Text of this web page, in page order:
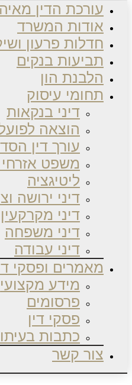
עורכת הדין
אודות המשרד
חדלות פרעון
תביעות בנקים
הלבנת הון
תחומי עיסוק
דיני בנקאות
הוצאה
עורך דין
משפט אזרחי
ליטיגציה
דיני ירושה
דיני מקרקעין
דיני משפחה
דיני עבודה
מאמרים ופסקי
מידע מקצועי
פרסומים
פסקי דין
כתבות
צור קשר